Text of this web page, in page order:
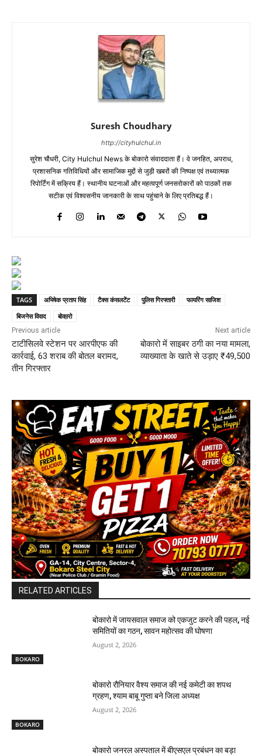
Suresh Choudhary
http://cityhulchul.in
सुरेश चौधरी, City Hulchul News के बोकारो संवाददाता हैं। वे जनहित, अपराध,
प्रशासनिक गतिविधियों और सामाजिक मुद्दों से जुड़ी खबरों की निष्पक्ष एवं तथ्यात्मक
रिपोर्टिंग में सक्रिय हैं। स्थानीय घटनाओं और महत्वपूर्ण जनसरोकारों को पाठकों तक
सटीक एवं विश्वसनीय जानकारी के साथ पहुंचाने के लिए प्रतिबद्ध हैं।
TAGS अभिषेक प्रताप सिंह टैक्स कंसलटेंट पुलिस गिरफ्तारी
फायरिंग साजिश
बिजनेस विवाद
बोका़रो
Previous article
टाटीसिलवे स्टेशन पर आरपीएफ की
कार्रवाई, 63 शराब की बोतल बरामद,
तीन गिरफ्तार
Next article
बोकारो में साइबर ठगी का नया मामला,
व्याख्याता के खाते से उड़ाए ₹49,500
RELATED ARTICLES
BOKARO
बोकारो में जायसवाल समाज को एकजुट करने की पहल, नई
समितियों का गठन, सावन महोत्सव की घोषणा
August 2, 2026
BOKARO
बोकारो रौनियार वैश्य समाज की नई कमेटी का शपथ
ग्रहण, श्याम बाबू गुप्ता बने जिला अध्यक्ष
August 2, 2026
बोकारो जनरल अस्पताल में बीएसएल प्रबंधन का बड़ा